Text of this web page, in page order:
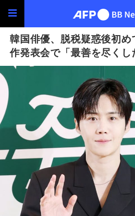
韓国俳優、脱税疑惑後初
作発表会で「最善を尽くし